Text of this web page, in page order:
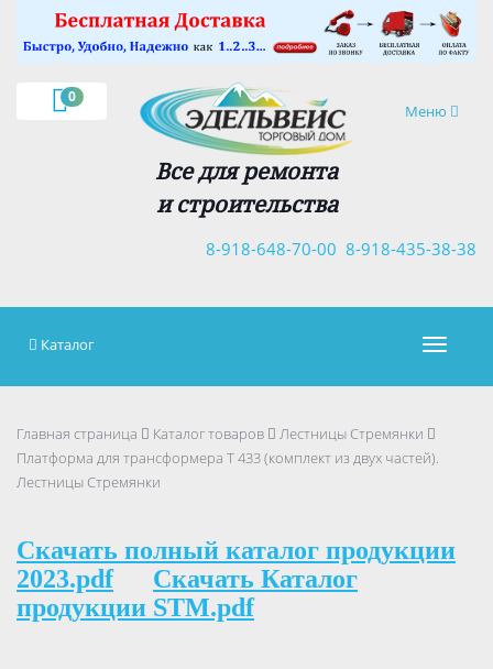
0
Навигация
Меню
Все для ремонта
и строительства
8-918-435-38-38
8-918-648-70-00
×
Каталог
Главная страница Каталог товаров
Лестницы Стремянки
Платформа для трансформера T 433 (комплект из двух частей).
Лестницы Стремянки
Скачать полный каталог продукции
2023.pdf
Скачать Каталог
продукции STM.pdf